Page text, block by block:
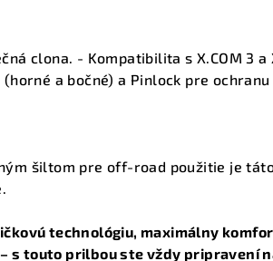
clona. - Kompatibilita s X.COM 3 a
a bočné) a Pinlock pre
šiltom pre off-road použitie je
technológiu, maximálny
s touto prilbou ste vždy pripravení